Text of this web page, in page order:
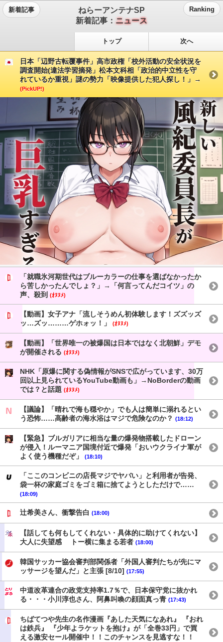
新着記事
ねらーアンテナSP
新着記事： ニュース
Ranking
トップ 次へ
日本「辺野古転覆事件」高市政権「校外活動の安全状況を
調査開始(違法学習摘発」松本文科相「政治的中立性を守
れているか重視」謎の勢力「映像提供した犯人探し！」→
(PickUP!)
「就職氷河期世代はブルーカラーの仕事を選ばなかったか
ら苦しかったんでしょ？」→「何言ってんだコイツ」の
声、殺到 (ｵﾇﾇﾒ)
【動画】女子アナ「流しそうめん初体験します！ズズッズ
ッ…ズッ………ゲホォッ！」
(ｵﾇﾇﾒ)
【動画】「世界唯一の被爆国は日本ではなく北朝鮮」デモ
が開催される (ｵﾇﾇﾒ)
NHK「原爆に関する偽情報がSNSで広がっています、30万
回以上見られているYouTube動画も」→NoBorderの動画
では？と話題 (ｵﾇﾇﾒ)
【議論】「晴れで海も穏やか」でも人は簡単に溺れるとい
う恐怖……高齢者の海水浴はマジで危険なのか？ (18:12)
【緊急】ブルガリアに相当な量の爆発物搭載したドローン
が侵入！ルーマニア国境付近で爆発「おいウクライナ軍が
よく使う機種だぞ」
(18:10)
「ここのコンビニの店長マジでヤバい」と利用者が告発、
袋一杯の家庭ゴミをゴミ箱に捨てようとしただけで……
(18:09)
辻希美さん、衝撃告白 (18:00)
【話しても何もしてくれない・具体的に助けてくれない】
大人に失望感 トー横に集まる若者 (18:00)
韓国サッカー協会審判部関係者「外国人審判たちが先にマ
ッサージを望んだ」と主張 [8/10] (17:55)
中道改革連合の政党支持率1.7％で、日本保守党に抜かれ
る・・・小川淳也さん、阿鼻叫喚の顔面真っ青 (17:43)
ちばてつや先生の名作漫画『あした天気になあれ』 『おれ
は鉄兵』 『少年よラケットを抱け』が「全巻33円」で買
える激安セール開催中！！このチャンスを見逃すな！！